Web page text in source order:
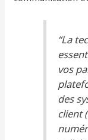
“La
vos
des
client